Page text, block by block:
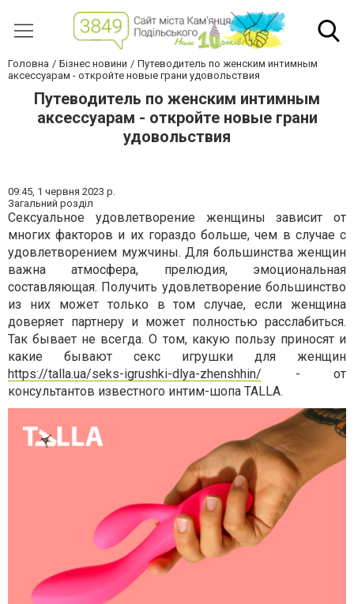
Головна Бізнес новини
Путеводитель по женским интимным
аксессуарам - откройте новые грани удовольствия
Путеводитель по женским интимным
аксессуарам - откройте новые грани
удовольствия
09:45, 1 червня 2023 р.
Загальний розділ
Сексуальное удовлетворение женщины зависит от
многих факторов и их гораздо больше, чем в случае с
удовлетворением мужчины. Для большинства женщин
важна атмосфера, прелюдия, эмоциональная
составляющая. Получить удовлетворение большинство
из них может только в том случае, если женщина
доверяет партнеру и может полностью расслабиться.
Так бывает не всегда. О том, какую пользу приносят и
какие бывают секс игрушки для женщин
https://talla.ua/seks-igrushki-dlya-zhenshhin/ - от
консультантов известного интим-шопа TALLA.